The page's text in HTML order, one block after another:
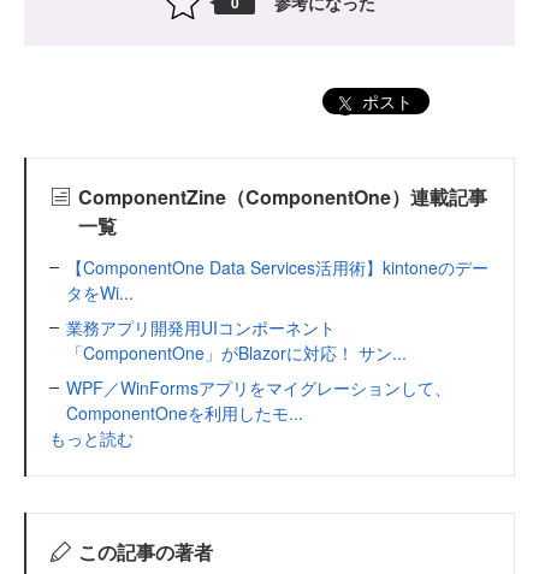
ポスト
ComponentZine（ComponentOne）連載記事
一覧
【ComponentOne Data Services活用術】kintoneのデー
タをWi...
業務アプリ開発用UIコンポーネント
「ComponentOne」がBlazorに対応！ サン...
WPF／WinFormsアプリをマイグレーションして、
ComponentOneを利用したモ...
もっと読む
この記事の著者